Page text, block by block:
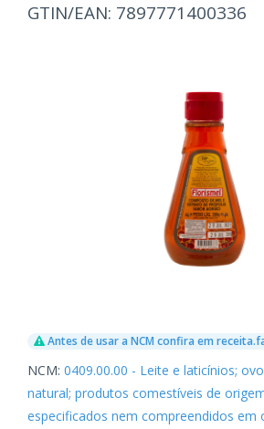
GTIN/EAN: 7897771400336
Antes de usar a NCM confira em
NCM: 0409.00.00 - Leite e laticínios;
natural; produtos comestíveis de
especificados nem compreendidos em